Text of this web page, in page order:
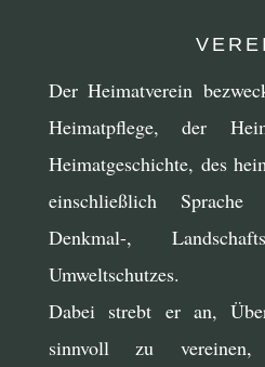
Der Heimatverein
Heimatpflege, der
Heimatgeschichte, des
einschließlich
Denkmal-,
Umweltschutzes.
Dabei strebt er an,
sinnvoll zu